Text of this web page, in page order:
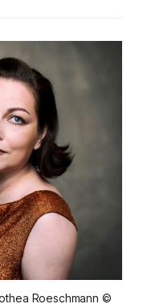
Roeschmann ©